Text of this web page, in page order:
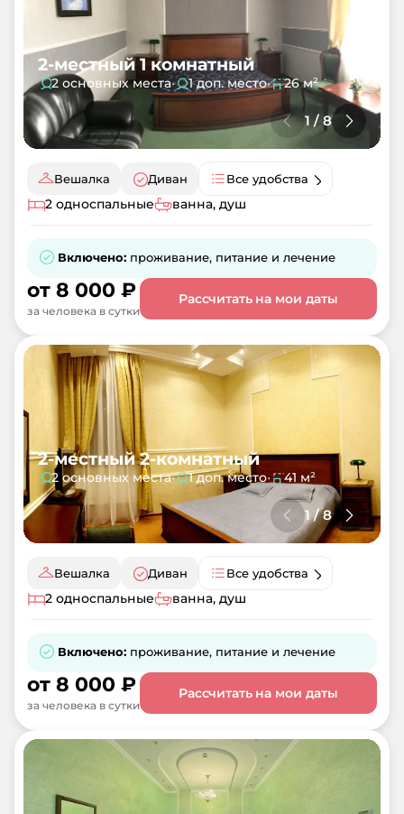
2-местный 1 комнатный
2 основных места• 1 доп. место• 26 м²
1/8
Вешалка Диван
Все удобства
2 односпальные
ванна, душ
Включено: проживание, питание и лечение
от 8 000 ₽
за человека в сутки
Рассчитать на мои даты
2-местный 2-комнатный
2 основных места• 1 доп. место• 41 м²
1/8
Вешалка Диван
Все удобства
2 односпальные
ванна, душ
Включено: проживание, питание и лечение
от 8 000 ₽
за человека в сутки
Рассчитать на мои даты